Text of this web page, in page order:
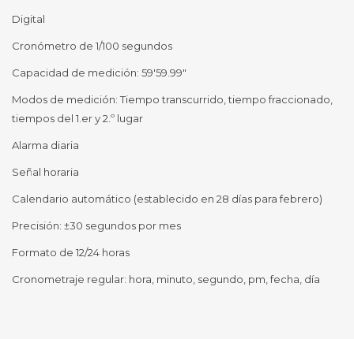
Digital
Cronómetro de 1/100 segundos
Capacidad de medición: 59'59.99"
Modos de medición: Tiempo transcurrido, tiempo fraccionado,
tiempos del 1.er y 2.º lugar
Alarma diaria
Señal horaria
Calendario automático (establecido en 28 días para febrero)
Precisión: ±30 segundos por mes
Formato de 12/24 horas
Cronometraje regular: hora, minuto, segundo, pm, fecha, día